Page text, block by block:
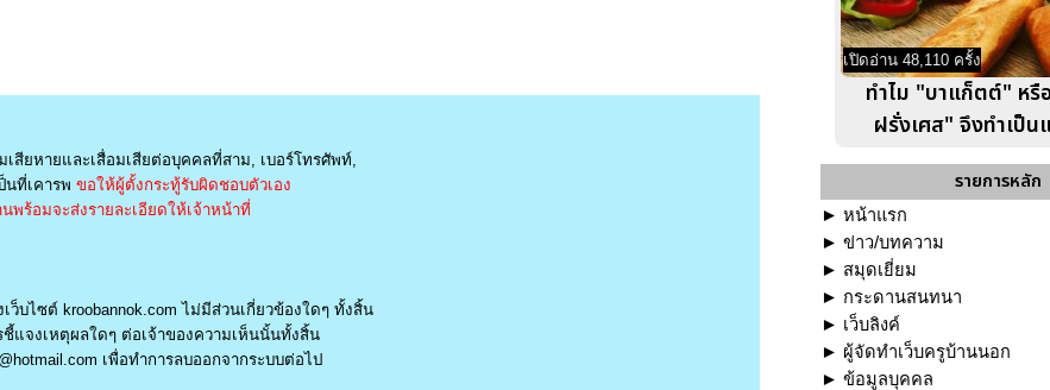
สียหายและเสื่อมเสียต่อบุคคลที่สาม, เบอร์โทรศัพท์,
นที่เคารพ ขอให้ผู้ตั้งกระทู้รับผิดชอบตัวเอง
ร้อมจะส่งรายละเอียดให้เจ้าหน้าที่
บไซต์ kroobannok.com ไม่มีส่วนเกี่ยวข้องใดๆ ทั้งสิ้น
แจงเหตุผลใดๆ ต่อเจ้าของความเห็นนั้นทั้งสิ้น
เพื่อทำการลบออกจากระบบต่อไป
เปิดอ่าน 48,110 ครั้ง
ทำไม "บาแก็ตต์" หรื
ฝรั่งเศส" จึงทำเป็น
รายการหลัก
► หน้าแรก
► ข่าว/บทความ
► สมุดเยี่ยม
► กระดานสนทนา
► เว็บลิงค์
► ผู้จัดทำเว็บครูบ้านนอก
► ข้อมูลบุคคล